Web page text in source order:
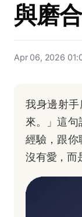
與磨
Apr 06, 2026
我身邊射
來。」這
經驗，跟你
沒有愛，而